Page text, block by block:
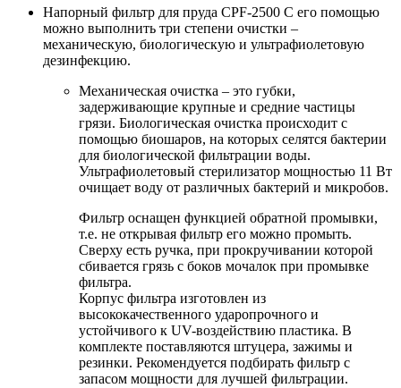
Напорный фильтр для пруда CPF-2500 С его помощью
можно выполнить три степени очистки –
механическую, биологическую и ультрафиолетовую
дезинфекцию.
Механическая очистка – это губки,
задерживающие крупные и средние частицы
грязи. Биологическая очистка происходит с
помощью биошаров, на которых селятся бактерии
для биологической фильтрации воды.
Ультрафиолетовый стерилизатор мощностью 11 Вт
очищает воду от различных бактерий и микробов.
Фильтр оснащен функцией обратной промывки,
т.е. не открывая фильтр его можно промыть.
Сверху есть ручка, при прокручивании которой
сбивается грязь с боков мочалок при промывке
фильтра.
Корпус фильтра изготовлен из
высококачественного ударопрочного и
устойчивого к UV-воздействию пластика. В
комплекте поставляются штуцера, зажимы и
резинки. Рекомендуется подбирать фильтр с
запасом мощности для лучшей фильтрации.